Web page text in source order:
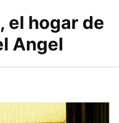
el hogar de
Angel